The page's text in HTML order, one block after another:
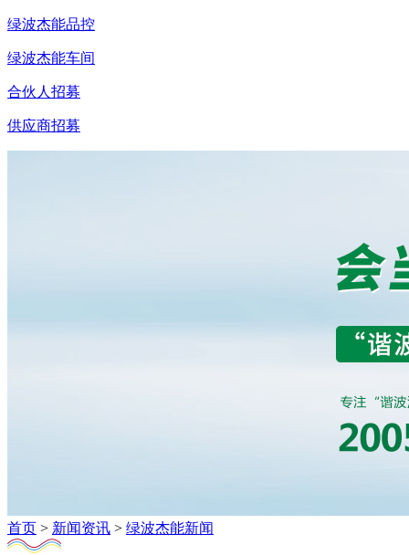
绿波杰能品控
绿波杰能车间
合伙人招募
供应商招募
首页 > 新闻资讯 > 绿波杰能新闻